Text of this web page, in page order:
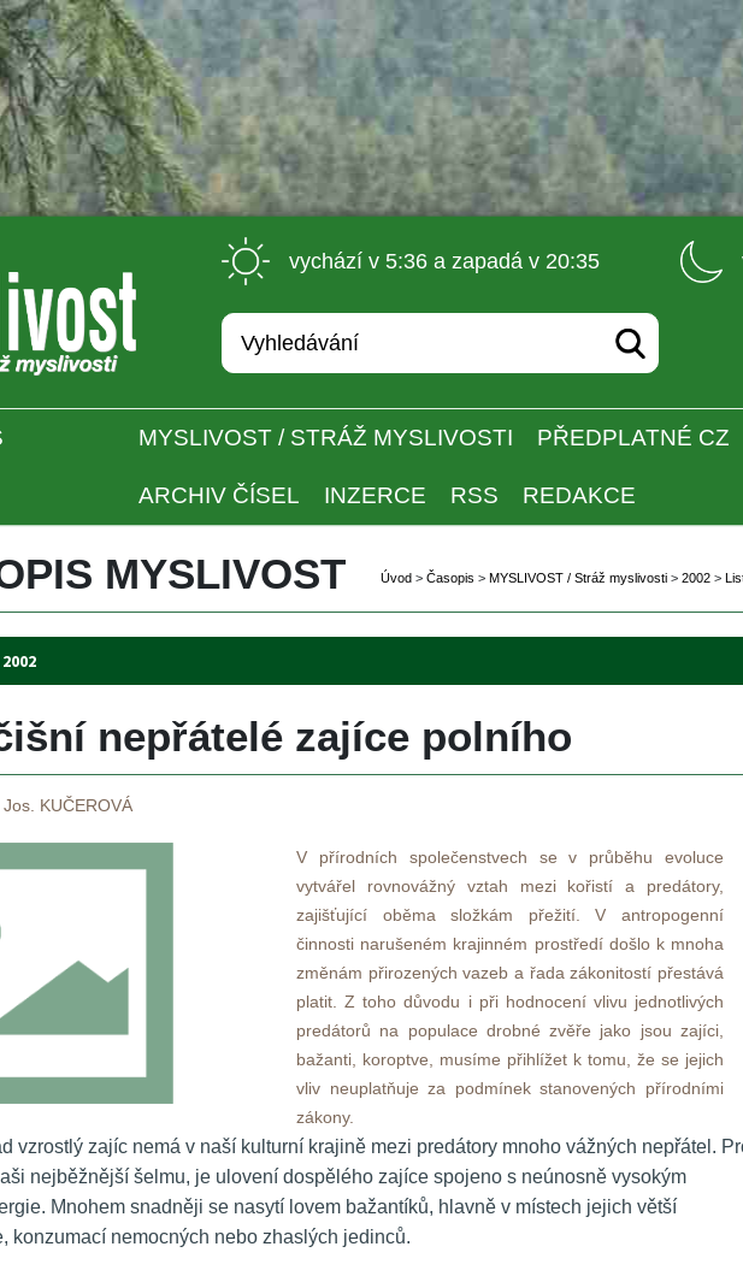
vychází v 5:36 a zapadá v 20:35
MYSLIVOST / STRÁŽ MYSLIVOSTI PŘEDPLATNÉ CZ
ARCHIV ČÍSEL INZERCE RSS REDAKCE
MYSLIVOST Úvod > Časopi > MYSLIVOST / Stráž myslivosti > 2002 >
nepřátelé zajíce polního
KUČEROVÁ
V přírodních společenstvech se v průběhu evoluce
vytvářel rovnovážný vztah mezi kořistí a predátory,
zajišťující oběma složkám přežití. V antropogenní
činnosti narušeném krajinném prostředí došlo k mnoha
změnám přirozených vazeb a řada zákonitostí přestává
platit. Z toho důvodu i při hodnocení vlivu jednotlivých
predátorů na populace drobné zvěře jako jsou zajíci,
bažanti, koroptve, musíme přihlížet k tomu, že se jejich
vliv neuplatňuje za podmínek stanovených přírodními
zákony.
vzrostlý zajíc nemá v naší kulturní krajině mezi predátory mnoho vážných nepřátel.
nejběžnější šelmu, je ulovení dospělého zajíce spojeno s neúnosně vysokým
Mnohem snadněji se nasytí lovem bažantíků, hlavně v místech jejich větší
konzumací nemocných nebo zhaslých jedinců.